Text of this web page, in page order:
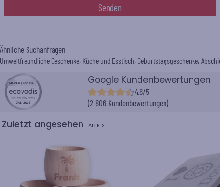
Senden
Ähnliche Suchanfragen
Umweltfreundliche Geschenke Küche und Esstisch Geburtstagsgeschenke
Google Kundenbewertungen
4,6/5
(2 806 Kundenbewertungen)
Zuletzt angesehen ALLE >